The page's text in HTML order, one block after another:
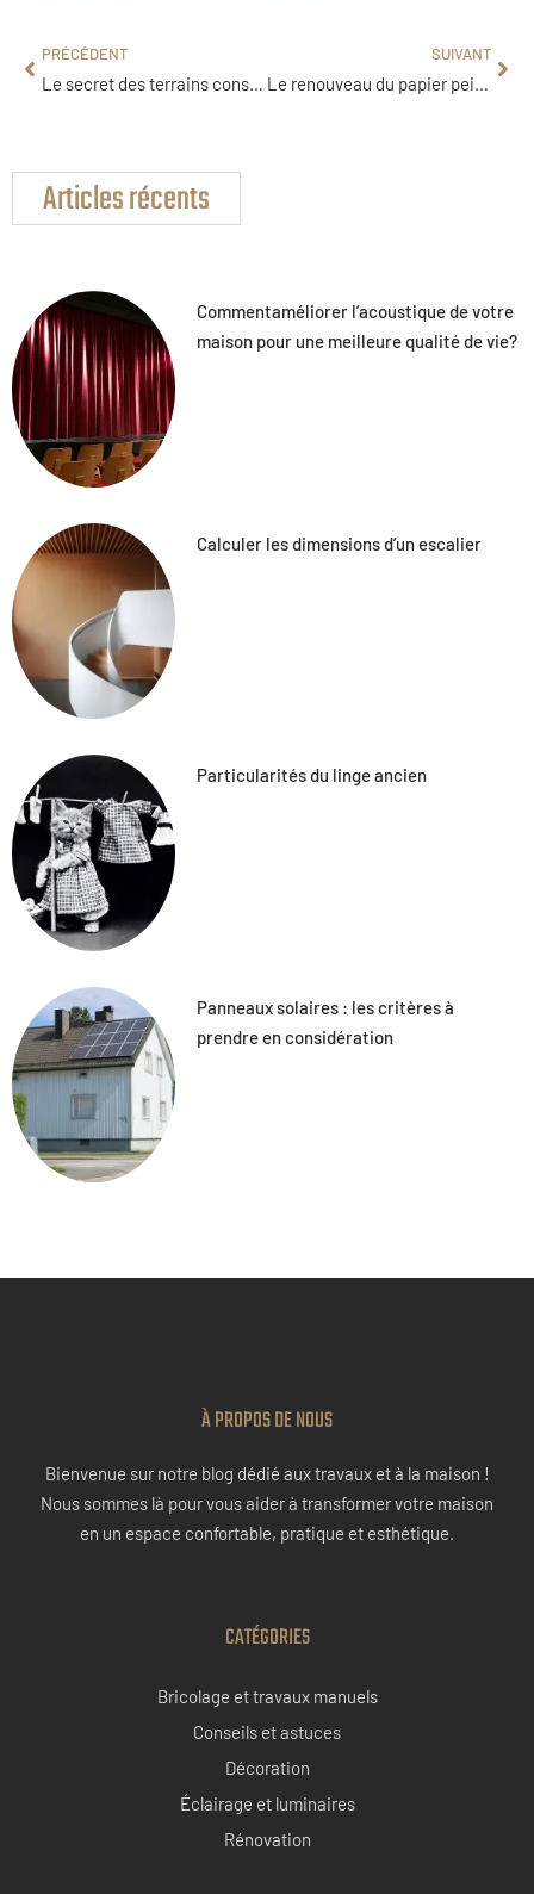
PRÉCÉDENT
Le secret des terrains constructibles : comment dénicher la perle rare pour votre maison
SUIVANT
Le renouveau du papier peint : une solution moderne pour sublimer vos murs
Articles récents
Commentaméliorer l’acoustique de votre
maison pour une meilleure qualité de vie?
Calculer les dimensions d’un escalier
Particularités du linge ancien
Panneaux solaires : les critères à
prendre en considération
À PROPOS DE NOUS
Bienvenue sur notre blog dédié aux travaux et à la maison !
Nous sommes là pour vous aider à transformer votre maison
en un espace confortable, pratique et esthétique.
CATÉGORIES
Bricolage et travaux manuels
Conseils et astuces
Décoration
Éclairage et luminaires
Rénovation